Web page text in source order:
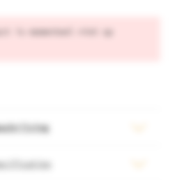
is momenteel niet op